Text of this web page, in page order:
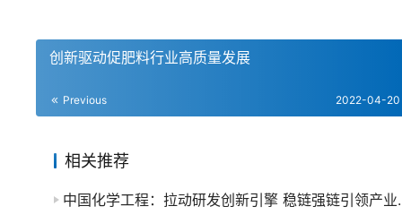
创新驱动促肥料行业高质量发展
Previous 2022-04-20
相关推荐
中国化学工